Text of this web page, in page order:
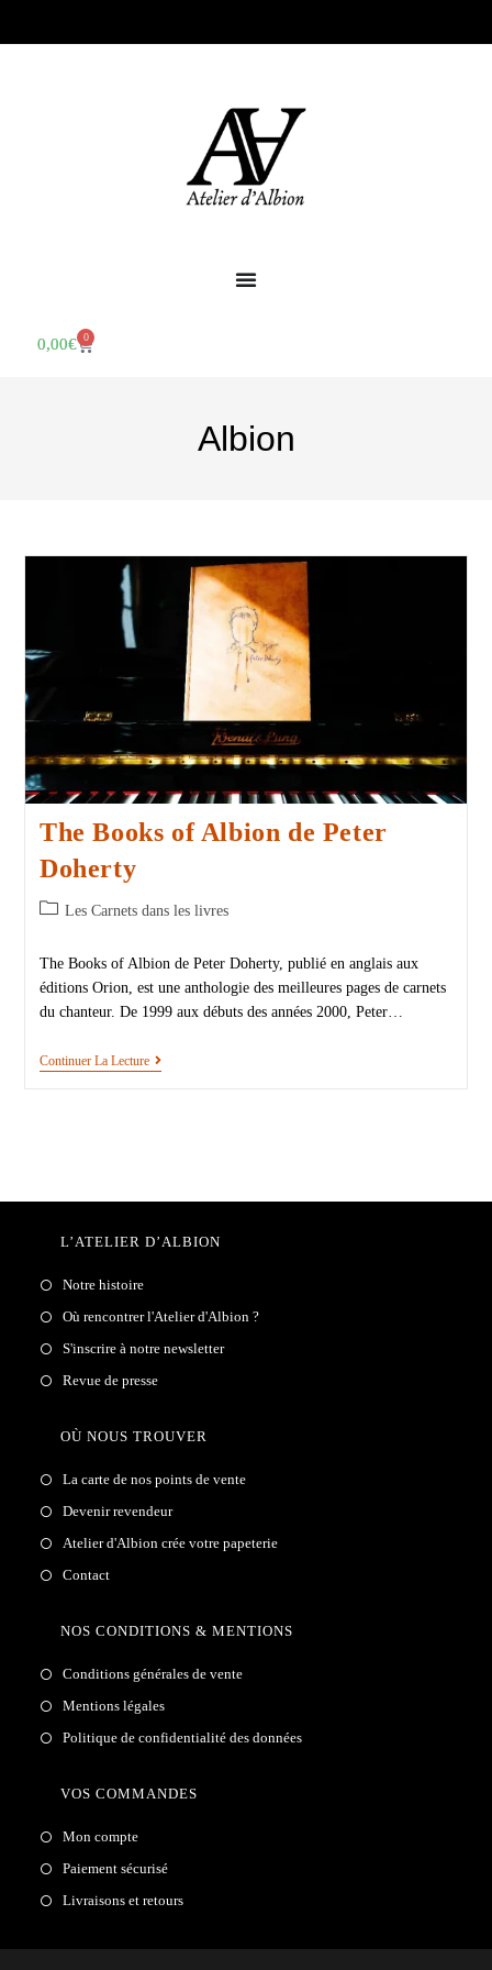
0,00€ 0
Albion
The Books of Albion de Peter
Doherty
Les Carnets dans les livres
The Books of Albion de Peter Doherty, publié en anglais aux
éditions Orion, est une anthologie des meilleures pages de carnets
du chanteur. De 1999 aux débuts des années 2000, Peter…
Continuer La Lecture
L’ATELIER D’ALBION
Notre histoire
Où rencontrer l'Atelier d'Albion ?
S'inscrire à notre newsletter
Revue de presse
OÙ NOUS TROUVER
La carte de nos points de vente
Devenir revendeur
Atelier d'Albion crée votre papeterie
Contact
NOS CONDITIONS & MENTIONS
Conditions générales de vente
Mentions légales
Politique de confidentialité des données
VOS COMMANDES
Mon compte
Paiement sécurisé
Livraisons et retours